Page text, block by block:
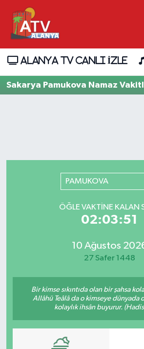
ALANYA TV CANLI İZLE
Sakarya Pamukova Namaz
PAMUKOVA
ÖĞLE VAKTINE KALAN
02:03:51
10 Ağustos
27 Safer 1448
Bir kimse sıkıntıda olan bir şahsa
Allâhü Teâlâ da o kimseye dünyada
kolaylık ihsân buyurur.